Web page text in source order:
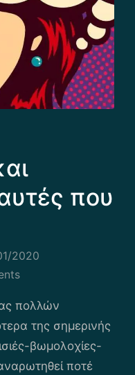
που
2020
πολλών
της σημερινής
βωμολοχίες-
ποτέ